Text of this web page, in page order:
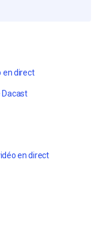
en direct
Dacast
en direct